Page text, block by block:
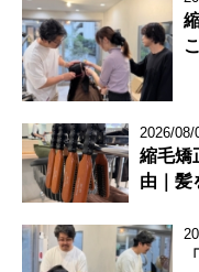
2026/08/
縮毛矯
由｜髪